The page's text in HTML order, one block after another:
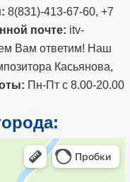
8(831)-413-67-60, +7
почте: itv-
Вам ответим! Наш
Касьянова,
Пн-Пт с 8.00-20.00